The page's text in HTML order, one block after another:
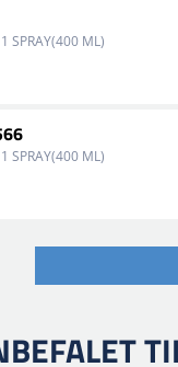
1 SPRAY(400 ML)
1 SPRAY(400 ML)